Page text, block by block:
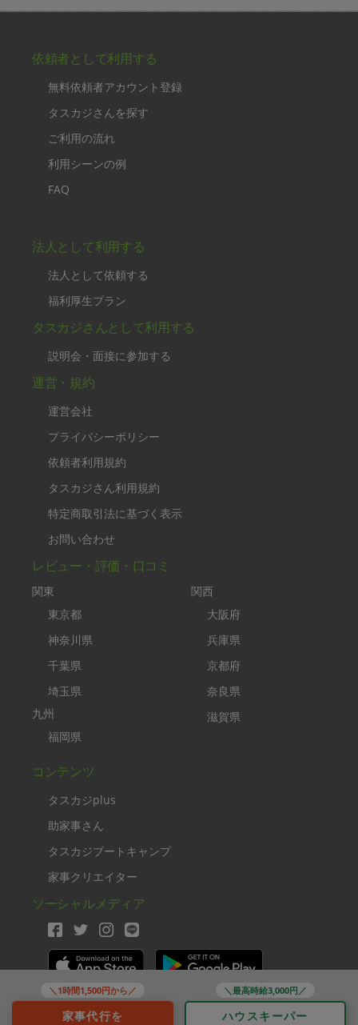
＼1時間1,500円から／
家事代行を
＼最高時給3,000円／
ハウスキーパー
依頼者として利用する
無料依頼者アカウント登録
タスカジさんを探す
ご利用の流れ
利用シーンの例
FAQ
法人として利用する
法人として依頼する
福利厚生プラン
タスカジさんとして利用する
説明会・面接に参加する
運営・規約
運営会社
プライバシーポリシー
依頼者利用規約
タスカジさん利用規約
特定商取引法に基づく表示
お問い合わせ
レビュー・評価・口コミ
関東
東京都
神奈川県
千葉県
埼玉県
九州
福岡県
関西
大阪府
兵庫県
京都府
奈良県
滋賀県
コンテンツ
タスカジplus
助家事さん
タスカジブートキャンプ
家事クリエイター
ソーシャルメディア